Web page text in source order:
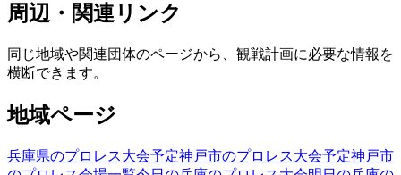
周辺・関連リンク
同じ地域や関連団体のページから、観戦計画に必要な情報を
横断できます。
地域ページ
兵庫県のプロレス大会予定神戸市のプロレス大会予定神戸市